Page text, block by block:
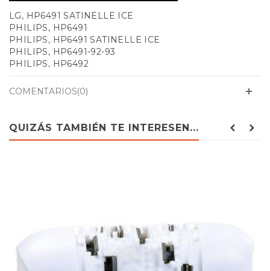
LG, HP6491 SATINELLE ICE
PHILIPS, HP6491
PHILIPS, HP6491 SATINELLE ICE
PHILIPS, HP6491-92-93
PHILIPS, HP6492
PHILIPS, HP6493
PHILIPS, HP6493
COMENTARIOS(0)
QUIZÁS TAMBIÉN TE INTERESEN...